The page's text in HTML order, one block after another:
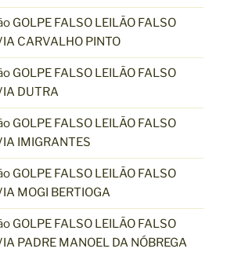
GOLPE FALSO LEILÃO FALSO
CARVALHO PINTO
GOLPE FALSO LEILÃO FALSO
DUTRA
GOLPE FALSO LEILÃO FALSO
IMIGRANTES
GOLPE FALSO LEILÃO FALSO
MOGI BERTIOGA
GOLPE FALSO LEILÃO FALSO
PADRE MANOEL DA NÓBREGA